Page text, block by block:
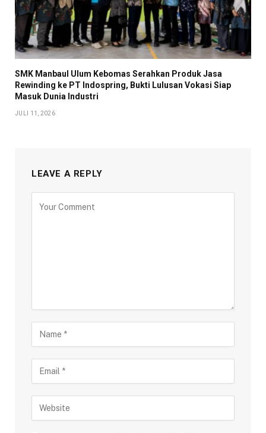
SMK Manbaul Ulum Kebomas Serahkan Produk Jasa
Rewinding ke PT Indospring, Bukti Lulusan Vokasi Siap
Masuk Dunia Industri
JULI 11, 2026
LEAVE A REPLY